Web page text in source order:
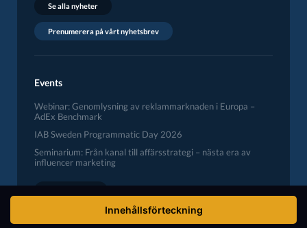
Innehållsförteckning
Se alla nyheter
Prenumerera på vårt nyhetsbrev
Events
Webinar: Genomlysning av reklammarknaden i Europa –
AdEx Benchmark
IAB Sweden Programmatic Day 2026
Seminarium: Från kanal till affärsstrategi – nästa era av
influencer marketing